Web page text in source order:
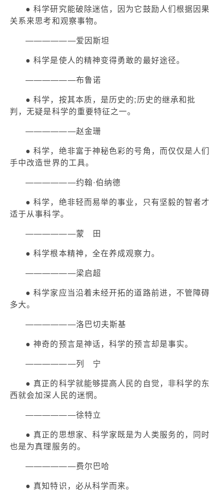
● 科学研究能破除迷信，因为它鼓励人们根据因果
关系来思考和观察事物。
——————爱因斯坦
● 科学是使人的精神变得勇敢的最好途径。
——————布鲁诺
● 科学，按其本质，是历史的;历史的继承和批
判，无疑是科学的重要特征之一。
——————赵金珊
● 科学，绝非富于神秘色彩的号角，而仅仅是人们
手中改造世界的工具。
——————约翰·伯纳德
● 科学，绝非轻而易举的事业，只有坚毅的智者才
适于从事科学。
——————蒙 田
● 科学根本精神，全在养成观察力。
——————梁启超
● 科学家应当沿着未经开拓的道路前进，不管障碍
多大。
——————洛巴切夫斯基
● 神奇的预言是神话，科学的预言却是事实。
——————列 宁
● 真正的科学就能够提高人民的自觉，非科学的东
西就会加深人民的迷惘。
——————徐特立
● 真正的思想家、科学家既是为人类服务的，同时
也是为真理服务的。
——————费尔巴哈
● 真知特识，必从科学而来。